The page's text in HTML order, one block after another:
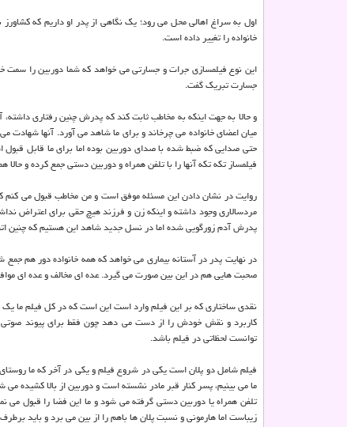
اول به سراغ اهالی محل می رود؛ یك نگاهی از پدر او داریم كه
خانواده را تغییر داده است.
این نوع فیلمسازی جرات و جسارتی می خواهد كه شما دوربین را سمت
جسارت تبریك گفت.
و حالا به جهت اینكه به مخاطب ثابت كند كه پدرش چنین رفتاری داشته،
میان اعضای خانواده می چرخاند و برای ما شاهد می آورد. آنها شهادت
حتی صدایی كه ضبط شده با صدای دوربین بوده اما برای ما قابل
فیلمساز تكه تكه آنها را با تلفن همراه و دوربین دستی جمع كرده و
روایت در نشان دادن این مسئله موفق است و من مخاطب قبول می كنم
مردسالاری وجود داشته و اینكه زن و فرزند هیچ حقی برای اعتراض
پدرش آدم زورگویی شده اما در نسل جدید شاهد این هستیم كه چنین
در نهایت پدر در آستانه بیماری می خواهد كه همه خانواده دور هم
صحبت هایی هم در این بین صورت می گیرد. عده ای مخالف و عده ای
نقدی ساختاری كه بر این فیلم وارد است این است كه در كل فیلم
كاربرد و نقش خودش را از دست می دهد چون فقط برای پیوند
توانست لحظاتی در فیلم باشد.
فیلم شامل دو پلان است یكی در شروع فیلم و یكی در آخر كه ما روستای
ما می بینیم، پسر كنار قبر مادر نشسته است و دوربین از بالا
تلفن همراه یا دوربین دستی گرفته می شود و ما این فضا را قبول می
زیباست اما هارمونی و نسبت پلان ها باهم را از بین می برد و باید